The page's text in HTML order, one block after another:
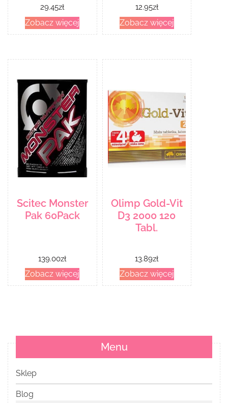
29.45zł
Zobacz więcej
12.95zł
Zobacz więcej
Scitec Monster
Pak 60Pack
139.00zł
Zobacz więcej
Olimp Gold-Vit
D3 2000 120
Tabl.
13.89zł
Zobacz więcej
Menu
Sklep
Blog